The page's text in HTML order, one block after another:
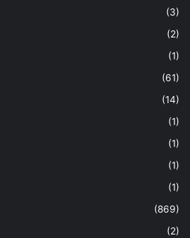
(3)
(2)
(1)
(61)
(14)
(1)
(1)
(1)
(1)
(869)
(2)